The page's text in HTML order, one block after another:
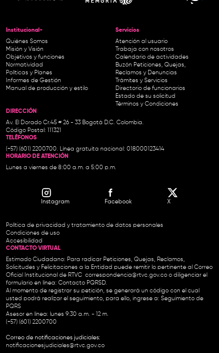
Institucional-
Quiénes Somos
Misión y Visión
Objetivos y funciones
Normatividad
Políticas y Planes
Informes de Gestión
Manual de producción y estilo
Servicios
Atención al usuario
Trabaja con nosotros
Calendario de actividades
Buzón Peticiones, Quejas,
Reclamos y Denuncias
Trámites y Servicios
Directorio de funcionarios
Estado de su solicitud
Términos y Condiciones
DIRECCIÓN
Av. El Dorado Cr.45 # 26 - 33 Bogotá D.C. Colombia.
Código Postal: 111321
TELÉFONOS
(+57) (601) 2200700. Línea gratuita nacional: 018000123414
HORARIO DE ATENCIÓN
Lunes a viernes de 8:00 a.m. a 5:00 p.m.
Instagram Facebook X
Política de privacidad y tratamiento de datos personales
Condiciones de uso
Accesibilidad
CONTACTO VIRTUAL
Estimado Ciudadano: Para radicar Peticiones, Quejas, Reclamos,
Solicitudes y Felicitaciones a la Entidad puede remitir lo pertinente al Correo
Oficial Institucional de RTVC correspondencia@rtvc.gov.co o diligenciar el
formulario en línea: Contacto PQRSD.
Al momento de registrar su petición, se generará un código con el cual
usted podrá realizar el seguimiento, para ello, ingrese a: Seguimiento de
PQRS
Asesor en línea: lunes 9:30 a.m. - 12 m.
(+57) (601) 2200700
Correo de notificaciones judiciales:
notificacionesjudiciales@rtvc.gov.co